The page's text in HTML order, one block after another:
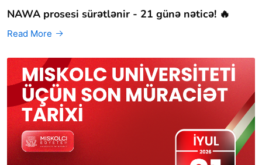
NAWA prosesi sürətlənir - 21 günə nəticə! 🔥
Read More